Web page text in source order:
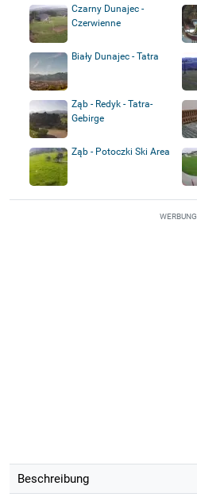
Czarny Dunajec -
Czerwienne
Biały Dunajec - Tatra
Ząb - Redyk - Tatra-
Gebirge
Ząb - Potoczki Ski Area
WERBUNG
Beschreibung